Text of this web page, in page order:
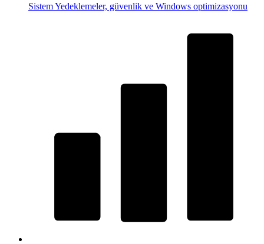
SistemYedeklemeler, güvenlik ve Windows optimizasyonu